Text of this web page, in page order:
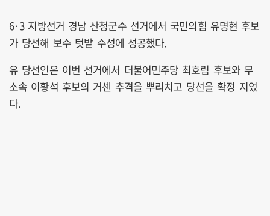
6·3 지방선거 경남 산청군수 선거에서 국민의힘 유명현 후보
가 당선해 보수 텃밭 수성에 성공했다.
유 당선인은 이번 선거에서 더불어민주당 최호림 후보와 무
소속 이황석 후보의 거센 추격을 뿌리치고 당선을 확정 지었
다.